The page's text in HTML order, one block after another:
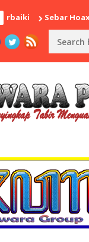
Sebar Hoax, Wanita